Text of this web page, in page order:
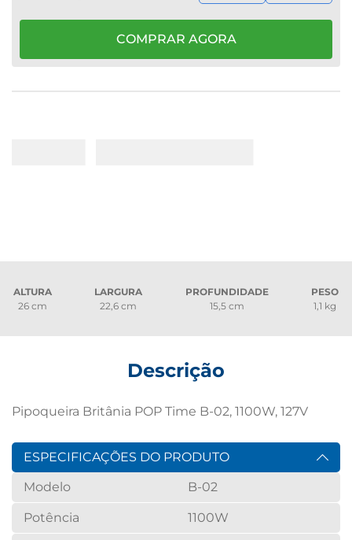
COMPRAR AGORA
ALTURA
26 cm
LARGURA
22,6 cm
PROFUNDIDADE
15,5 cm
PESO
1,1 kg
Descrição
Pipoqueira Britânia POP Time B-02, 1100W, 127V
ESPECIFICAÇÕES DO PRODUTO
Modelo
B-02
Potência 1100W